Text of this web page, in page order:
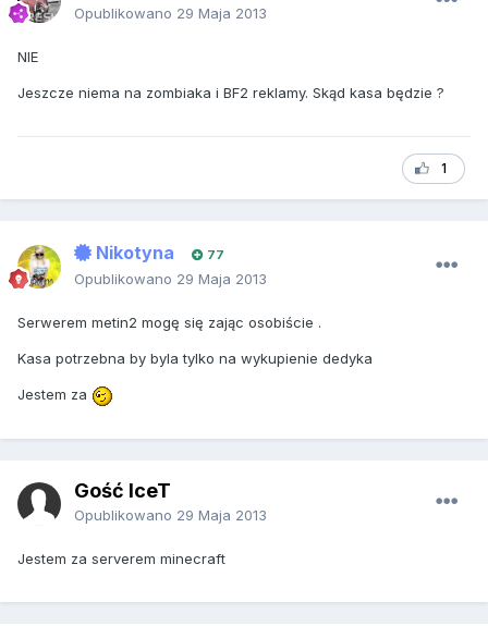
Opublikowano 29 Maja 2013
NIE
Jeszcze niema na zombiaka i BF2 reklamy. Skąd kasa będzie ?
1
Nikotyna 77
Opublikowano 29 Maja 2013
Serwerem metin2 mogę się zając osobiście .
Kasa potrzebna by byla tylko na wykupienie dedyka
Jestem za
Gość IceT
Opublikowano 29 Maja 2013
Jestem za serverem minecraft